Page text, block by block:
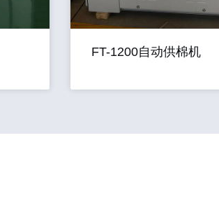
FT-1200自动供棉机